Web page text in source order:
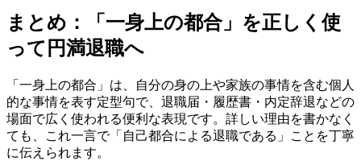
まとめ：「一身上の都合」を正しく使
って円満退職へ
「一身上の都合」は、自分の身の上や家族の事情を含む個人
的な事情を表す定型句で、退職届・履歴書・内定辞退などの
場面で広く使われる便利な表現です。詳しい理由を書かなく
ても、これ一言で「自己都合による退職である」ことを丁寧
に伝えられます。